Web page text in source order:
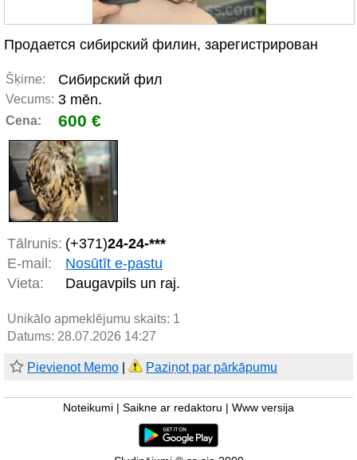
Продается сибирский филин, зарегистрирован
Šķirne: Сибирский фил
Vecums: 3 mēn.
Cena: 600 €
Tālrunis: (+371)24-24-***
E-mail:
Nosūtīt e-pastu
Vieta:
Daugavpils un raj.
Unikālo apmeklējumu skaits: 1
Datums: 28.07.2026 14:27
Pievienot Memo Paziņot par pārkāpumu
Noteikumi Saikne ar redaktoru Www versija